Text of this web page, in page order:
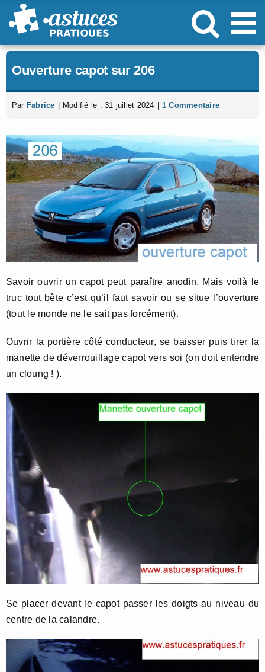
Passer
au
Ouverture capot sur 206
Par Fabrice Modifié le : 31 juillet 2024 1 Commentaire
Savoir ouvrir un capot peut paraître anodin. Mais voilà le
truc tout bête c’est qu’il faut savoir ou se situe l’ouverture
(tout le monde ne le sait pas forcément).
Ouvrir la portière côté conducteur, se baisser puis tirer la
manette de déverrouillage capot vers soi (on doit entendre
un cloung ! ).
Se placer devant le capot passer les doigts au niveau du
centre de la calandre.